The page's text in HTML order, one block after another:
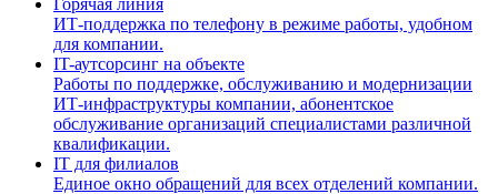
Горячая линия
ИТ-поддержка по телефону в режиме работы, удобном
для компании.
IT-аутсорсинг на объекте
Работы по поддержке, обслуживанию и модернизации
ИТ-инфраструктуры компании, абонентское
обслуживание организаций специалистами различной
квалификации.
IT для филиалов
Единое окно обращений для всех отделений компании.